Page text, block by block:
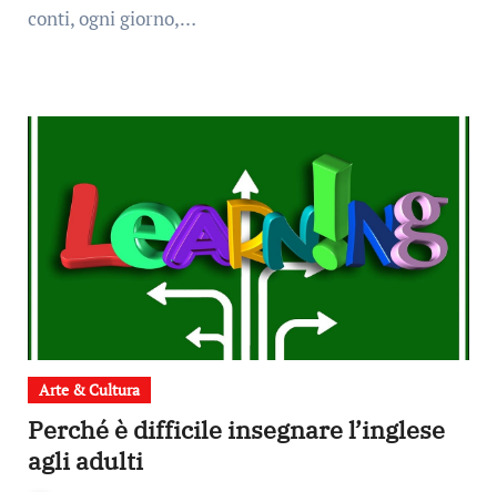
conti, ogni giorno,…
Arte & Cultura
Perché è difficile insegnare l’inglese
agli adulti